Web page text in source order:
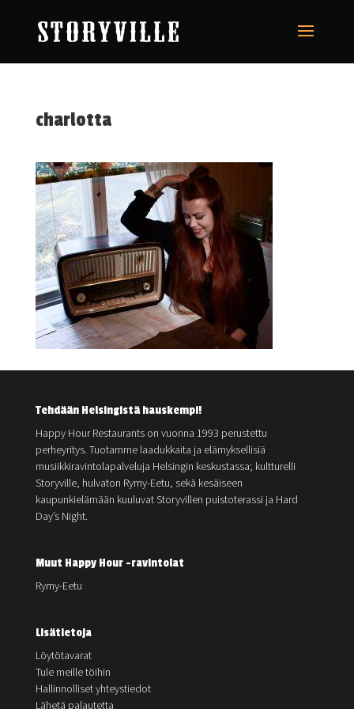
charlotta
Tehdään Helsingistä hauskempi!
Happy Hour Restaurants on vuonna 1993 perustettu
perheyritys. Tuotamme laadukkaita ja elämyksellisiä
musiikkiravintolapalveluja Helsingin keskustassa; kultturelli
Storyville, hulvaton Rymy-Eetu, sekä kesäiseen
kaupunkielämään kuuluvat Storyvillen puistoterassi ja Hard
Day’s Night.
Muut Happy Hour -ravintolat
Rymy-Eetu
Lisätietoja
Löytötavarat
Tule meille töihin
Hallinnolliset yhteystiedot
Lähetä palautetta